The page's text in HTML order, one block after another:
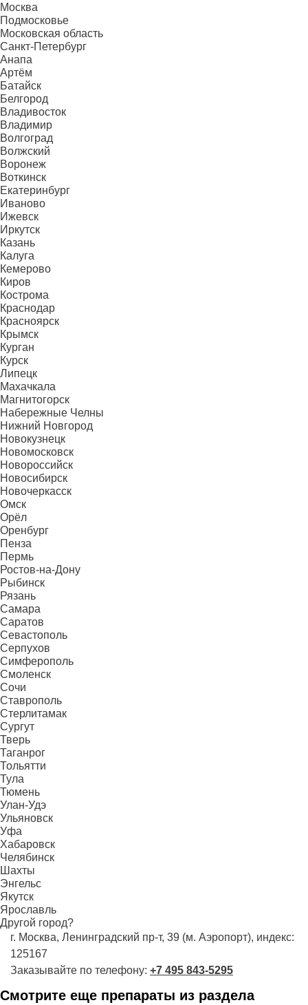
Москва
Подмосковье
Московская область
Санкт-Петербург
Анапа
Артём
Батайск
Белгород
Владивосток
Владимир
Волгоград
Волжский
Воронеж
Воткинск
Екатеринбург
Иваново
Ижевск
Иркутск
Казань
Калуга
Кемерово
Киров
Кострома
Краснодар
Красноярск
Крымск
Курган
Курск
Липецк
Махачкала
Магнитогорск
Набережные Челны
Нижний Новгород
Новокузнецк
Новомосковск
Новороссийск
Новосибирск
Новочеркасск
Омск
Орёл
Оренбург
Пенза
Пермь
Ростов-на-Дону
Рыбинск
Рязань
Самара
Саратов
Севастополь
Серпухов
Симферополь
Смоленск
Сочи
Ставрополь
Стерлитамак
Сургут
Тверь
Таганрог
Тольятти
Тула
Тюмень
Улан-Удэ
Ульяновск
Уфа
Хабаровск
Челябинск
Шахты
Энгельс
Якутск
Ярославль
Другой город?
г. Москва, Ленинградский пр-т, 39 (м. Аэропорт), индекс:
125167
Заказывайте по телефону: +7 495 843-5295
Смотрите еще препараты из раздела